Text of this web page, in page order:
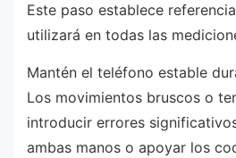
Este paso establece
utilizará en todas las
Mantén el teléfono estable
Los movimientos bruscos o
introducir errores
ambas manos o apoyar los